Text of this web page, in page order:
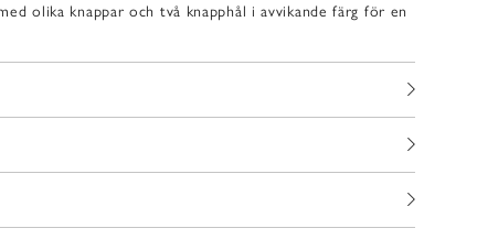
olika knappar och två knapphål i avvikande färg för en